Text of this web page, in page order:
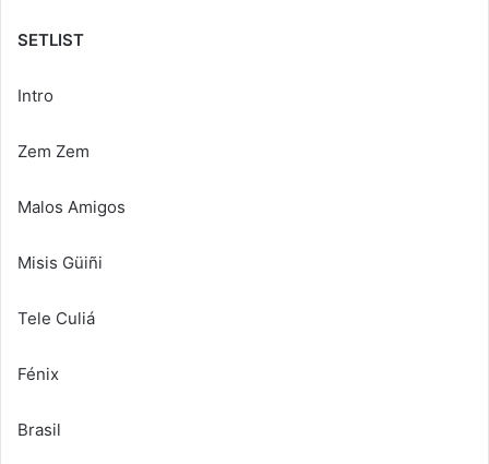
SETLIST
Intro
Zem Zem
Malos Amigos
Misis Güiñi
Tele Culiá
Fénix
Brasil